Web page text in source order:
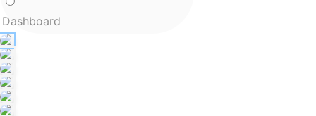
Dashboard